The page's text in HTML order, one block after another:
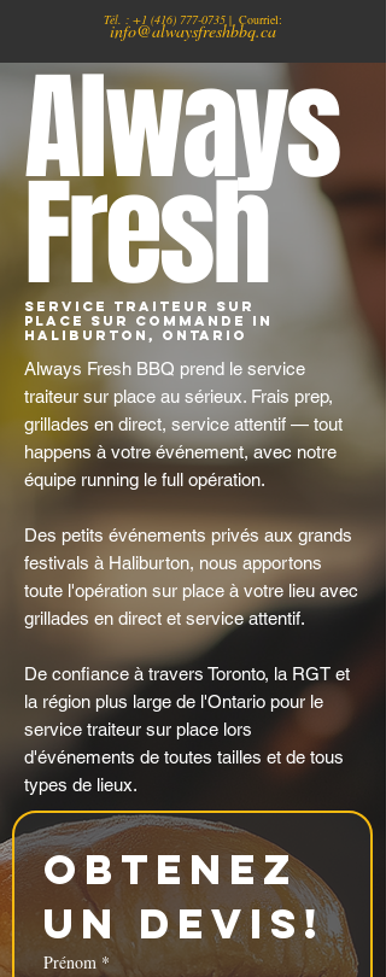
Tél. : +1 (416) 777-0735 | Courriel:
info@alwaysfreshbbq.ca
Always
Fresh
Service traiteur sur
place sur commande in
Haliburton, Ontario
Always Fresh BBQ prend le service
traiteur sur place au sérieux. Frais prep,
grillades en direct, service attentif — tout
happens à votre événement, avec notre
équipe running le full opération.
Des petits événements privés aux grands
festivals à Haliburton, nous apportons
toute l'opération sur place à votre lieu avec
grillades en direct et service attentif.
De confiance à travers Toronto, la RGT et
la région plus large de l'Ontario pour le
service traiteur sur place lors
d'événements de toutes tailles et de tous
types de lieux.
Obtenez
un devis!
Prénom *